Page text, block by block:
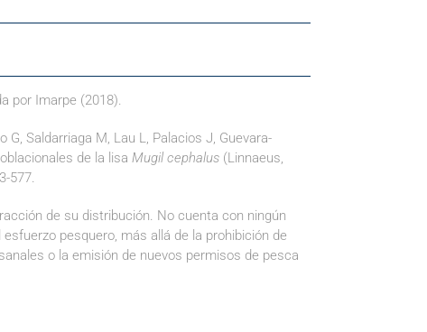
por Imarpe (2018).
G, Saldarriaga M, Lau L, Palacios J, Guevara-
de la lisaMugil cephalus (Linnaeus,
577.
de su distribución. No cuenta con ningún
pesquero, más allá de la prohibición de
o la emisión de nuevos permisos de pesca